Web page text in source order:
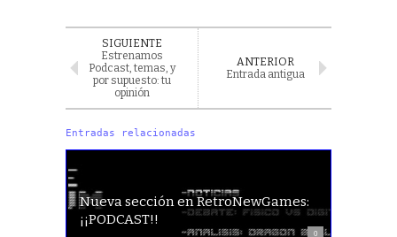
SIGUIENTE
Estrenamos
Podcast, temas, y
por supuesto: tu
opinión
ANTERIOR
Entrada antigua
Entradas relacionadas
Nueva sección en RetroNewGames:
¡¡PODCAST!!
0